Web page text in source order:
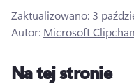
Zaloguj się
Wypróbuj
Zaktualizowano: 3
Autor: Microsoft
Na tej stronie